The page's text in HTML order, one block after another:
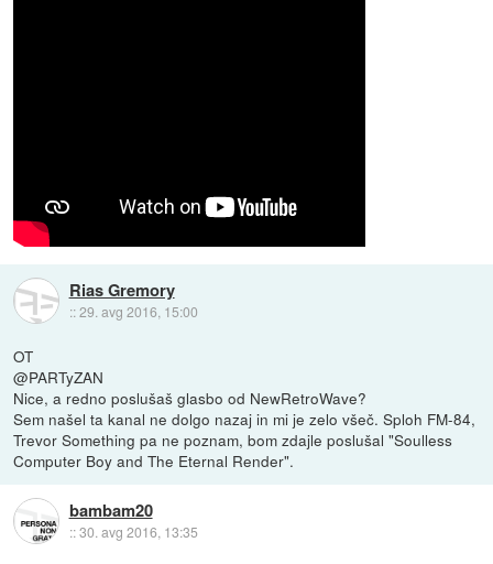
Rias Gremory
::29. avg 2016, 15:00
OT
@PARTyZAN
Nice, a redno poslušaš glasbo od NewRetroWave?
Sem našel ta kanal ne dolgo nazaj in mi je zelo všeč. Sploh FM-84,
Trevor Something pa ne poznam, bom zdajle poslušal "Soulless
Computer Boy and The Eternal Render".
bambam20
::30. avg 2016, 13:35